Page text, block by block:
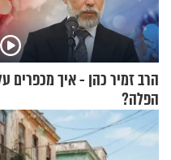
הרב זמיר כהן - איך מכפרים
הפלה?